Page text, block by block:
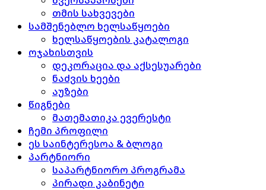
თმის სახვევები
სამშენებლო ხელსაწყოები
ხელსაწყოების კატალოგი
ოჯახისთვის
დეკორაცია და აქსესუარები
ნაძვის ხეები
აუზები
წიგნები
მათემათიკა ევერესტი
ჩემი პროფილი
ეს საინტერესოა & ბლოგი
პარტნიორი
საპარტნიორო პროგრამა
პირადი კაბინეტი